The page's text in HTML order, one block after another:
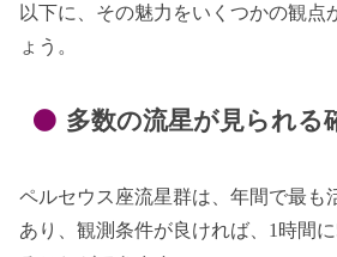
以下に、その魅力をいくつかの観点
ょう。
多数の流星が見られる
ペルセウス座流星群は、年間で最も
あり、観測条件が良ければ、1時間